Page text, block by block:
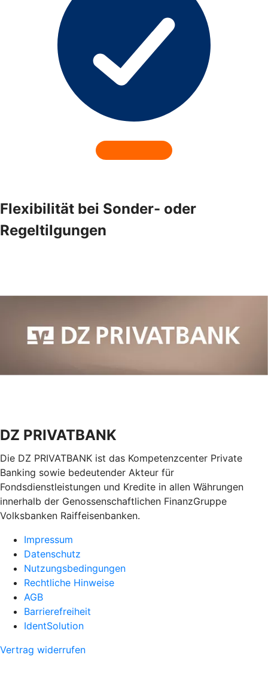
Flexibilität bei Sonder- oder
Regeltilgungen
DZ PRIVATBANK
Die DZ PRIVATBANK ist das Kompetenzcenter Private
Banking sowie bedeutender Akteur für
Fondsdienstleistungen und Kredite in allen Währungen
innerhalb der Genossenschaftlichen FinanzGruppe
Volksbanken Raiffeisenbanken.
Impressum
Datenschutz
Nutzungsbedingungen
Rechtliche Hinweise
AGB
Barrierefreiheit
IdentSolution
Vertrag widerrufen